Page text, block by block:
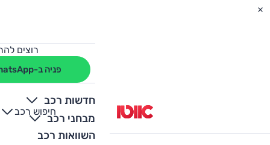
רוצים
פניה ב-WhatsApp
חדשות רכב
מבחני רכב
השוואות רכב
חיפוש רכב
+
-